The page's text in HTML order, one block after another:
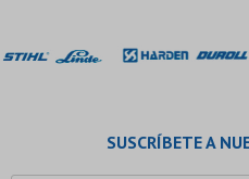
SUSCRÍBETE A